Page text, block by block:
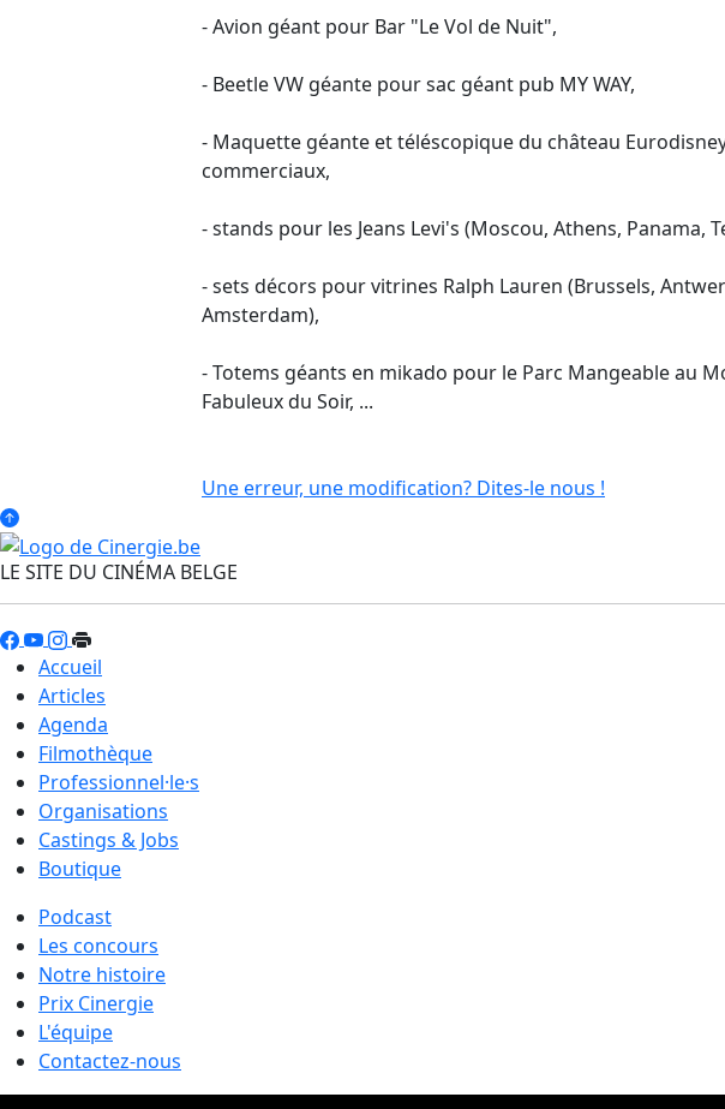
- Avion géant pour Bar "Le Vol de Nuit",
- Beetle VW géante pour sac géant pub MY WAY,
- Maquette géante et téléscopique du château
commerciaux,
- stands pour les Jeans Levi's (Moscou, Athens, Panama,
- sets décors pour vitrines Ralph Lauren (Brussels,
Amsterdam),
- Totems géants en mikado pour le Parc Mangeable au
Fabuleux du Soir, ...
Une erreur, une modification? Dites-le nous !
LE SITE DU CINÉMA BELGE
Accueil
Articles
Agenda
Filmothèque
Professionnel·le·s
Organisations
Castings & Jobs
Boutique
Podcast
Les concours
Notre histoire
Prix Cinergie
L'équipe
Contactez-nous